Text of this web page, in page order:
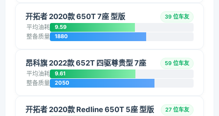
开拓者 2020款 650T 7座 型版 39 位车友
平均油耗 9.59
整备质量 1880
昂科旗 2022款 652T 四驱尊贵型 7座 59 位车友
平均油耗 9.61
整备质量 2050
开拓者 2020款 Redline 650T 5座 型版 27 位车友